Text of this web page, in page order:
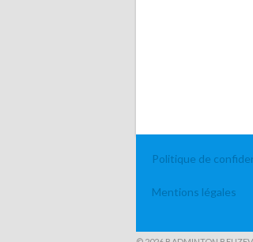
Politique de
Mentions légales